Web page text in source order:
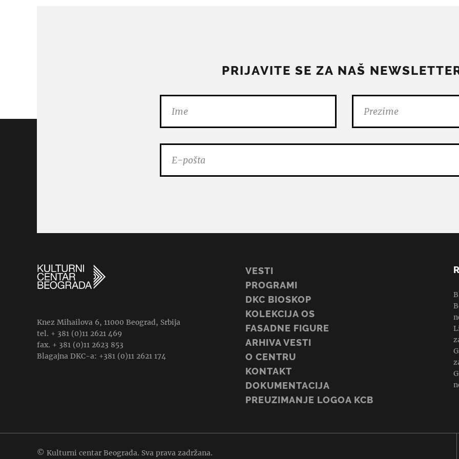
PRIJAVITE SE ZA NAŠ
Knez Mihailova 6, 11000 Beograd, Srbija
tel. + 381 (0)11 2621 469
fax. + 381 (0)11 2623 853
Blagajna DKC-a: +381 (0)11 2621 174
VESTI
PROGRAMI
DKC BIOSKOP
KOLEKCIJA OS
FASADNE FIGURE
ARHIVA VESTI
O CENTRU
KONTAKT
DOKUMENTACIJA
PREUZIMANJE LOGOA KCB
© Kulturni centar Beograda. Sva prava zadržana.